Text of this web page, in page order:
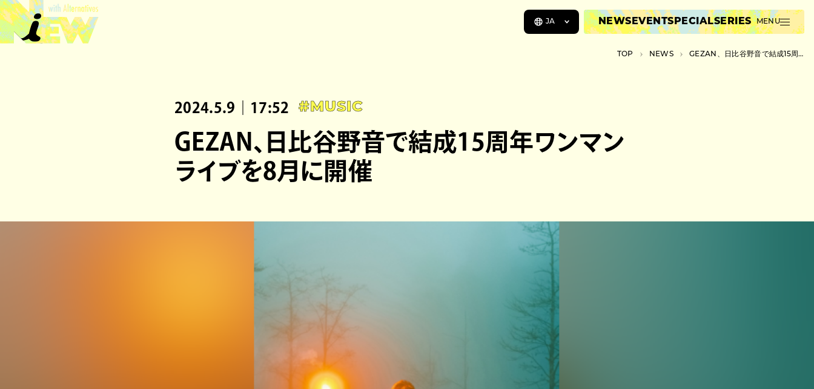
JA NEWSEVENTSPECIALSERIES MENU
TOP NEWS GEZAN、日比谷野音で結成15周年ワンマンライブを8月に開催
2024.5.9｜17:52 #MUSIC
GEZAN、日比谷野音で結成15周年ワンマン
ライブを8月に開催